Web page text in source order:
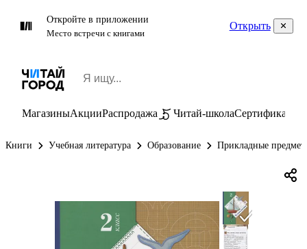
Откройте в приложении
Место встречи с книгами
Открыть
МагазиныАкцииРаспродажа Читай-школаСертификаты
Книги Учебная литература Образование Прикладные